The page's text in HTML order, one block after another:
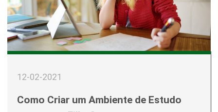
12-02-2021
Como Criar um Ambiente de Estudo